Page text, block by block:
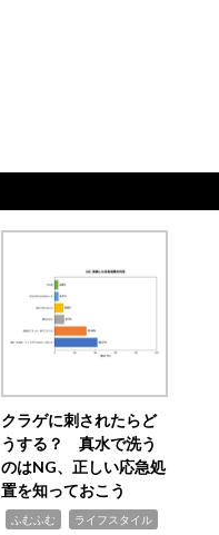
クラゲに刺されたらど
うする？ 真水で洗う
のはNG、正しい応急処
置を知っておこう
ふむふむ ライフスタイル